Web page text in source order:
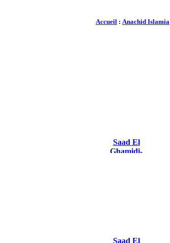
Accueil : Anachid Islamia
Saad El
Ghamidi-
Saad El